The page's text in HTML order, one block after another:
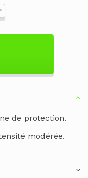
de protection.
modérée.